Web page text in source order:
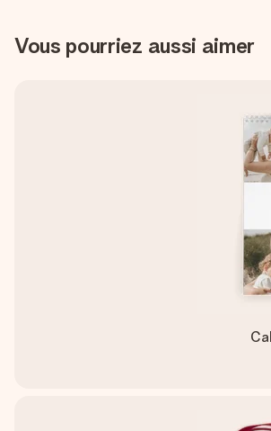
Vous pourriez aussi aimer